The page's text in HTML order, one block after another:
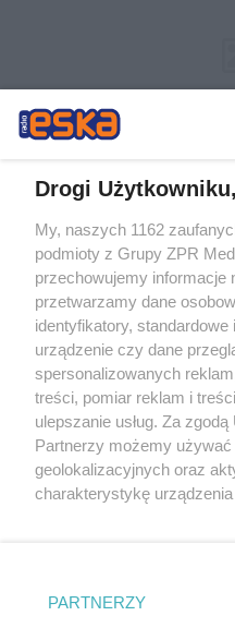
Żaden utwór zamieszczony w
rozpowszechniany lub dalej
tym także elektroniczny lub
eksploatacji w jakiejkolwiek
Internecie bez pisemnej zgody
wykorzystanie utworów w całości
tzn. bez właściwej zgody, jest
ścigane prawnie.
Drogi Użytkowniku,
My, naszych 1162
podmioty z Grupy ZPR
przechowujemy informacje
przetwarzamy dane
identyfikatory,
urządzenie czy dane
spersonalizowanych
treści, pomiar reklam i
ulepszanie usług. Za
Partnerzy możemy używać
geolokalizacyjnych oraz
charakterystykę
zmienić/wycofać klikając
znajdujący się w lewym
PARTNERZY